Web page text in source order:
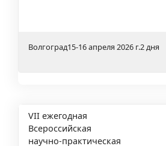
Волгоград15-16 апреля 2026 г.2 дня
VII ежегодная
Всероссийская
научно-практическая